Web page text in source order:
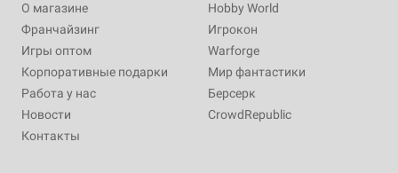
О магазине
Франчайзинг
Игры оптом
Корпоративные подарки
Работа у нас
Новости
Контакты
Hobby World
Игрокон
Warforge
Мир фантастики
Берсерк
CrowdRepublic